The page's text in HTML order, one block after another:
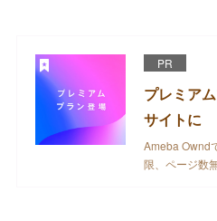
PR
プレミア
サイトに
Ameba Ownd
限、ページ数